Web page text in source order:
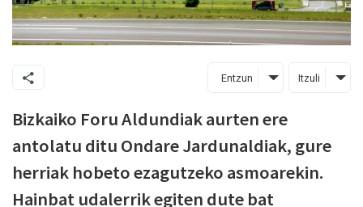
Entzun Itzuli
Bizkaiko Foru Aldundiak aurten ere
antolatu ditu Ondare Jardunaldiak, gure
herriak hobeto ezagutzeko asmoarekin.
Hainbat udalerrik egiten dute bat